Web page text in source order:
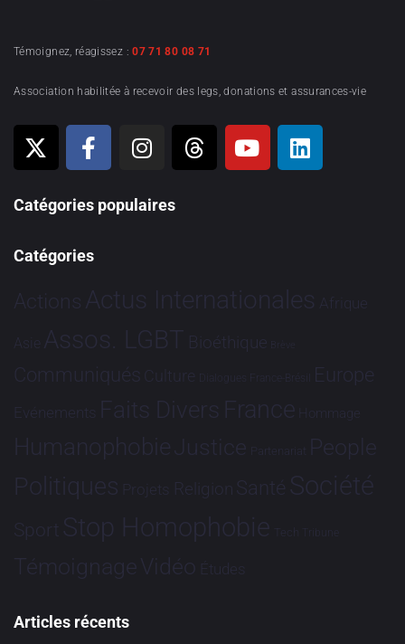
Témoignez, réagissez :07 71 80 08 71
Association habilitée à recevoir des legs, donations et assurances-vie
Catégories populaires
Catégories
Actions Actus Internationales Afrique
Asie Assos. LGBT Bioéthique Brève
Communiqués Culture Dialogues France-Brésil Europe
Evénements Faits Divers France Hommage
HumanophobieJustice Partenariat People
Politiques Projets Religion Santé Société
Sport Stop Homophobie Tech Tribune
TémoignageVidéo Études
Articles récents